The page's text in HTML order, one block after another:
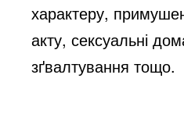
характеру,
акту, сексуальні
зґвалтування тощо.